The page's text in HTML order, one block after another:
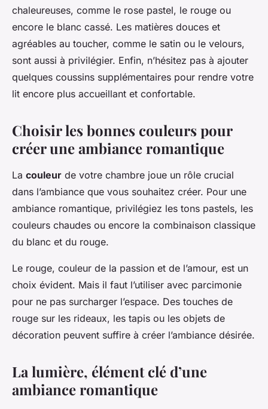
chaleureuses, comme le rose pastel, le rouge ou
encore le blanc cassé. Les matières douces et
agréables au toucher, comme le satin ou le velours,
sont aussi à privilégier. Enfin, n’hésitez pas à ajouter
quelques coussins supplémentaires pour rendre votre
lit encore plus accueillant et confortable.
Choisir les bonnes couleurs pour
créer une ambiance romantique
La couleur de votre chambre joue un rôle crucial
dans l’ambiance que vous souhaitez créer. Pour une
ambiance romantique, privilégiez les tons pastels, les
couleurs chaudes ou encore la combinaison classique
du blanc et du rouge.
Le rouge, couleur de la passion et de l’amour, est un
choix évident. Mais il faut l’utiliser avec parcimonie
pour ne pas surcharger l’espace. Des touches de
rouge sur les rideaux, les tapis ou les objets de
décoration peuvent suffire à créer l’ambiance désirée.
La lumière, élément clé d’une
ambiance romantique